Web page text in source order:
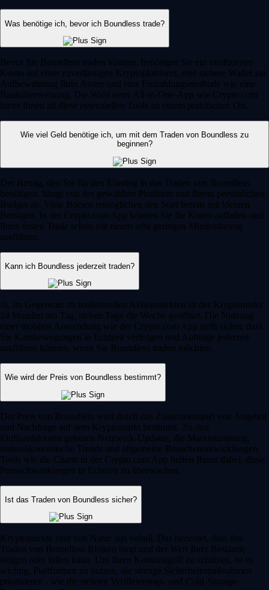
Was benötige ich, bevor ich Boundless trade?
Bevor Sie Boundless traden können, benötigen Sie ein verifiziertes
Konto auf einer zuverlässigen Kryptoplattform, eine sichere Wallet zur
Aufbewahrung Ihrer Assets und eine Einzahlungsmethode wie eine
Banküberweisung. Die Wahl einer All-in-One-App wie Crypto.com
bietet Ihnen all diese essenziellen Tools an einem praktischen Ort.
Wie viel Geld benötige ich, um mit dem Traden von Boundless zu
beginnen?
Der Betrag, den Sie für den Einstieg in das Traden von Boundless
benötigen, hängt von der gewählten Plattform und Ihrem persönlichen
Budget ab. Viele Börsen ermöglichen den Start bereits mit kleinen
Beträgen. In der Crypto.com App können Sie Ihr Konto aufladen und
Ihren ersten Trade schon mit einem sehr geringen Mindestbetrag
ausführen.
Kann ich Boundless jederzeit traden?
Ja, im Gegensatz zu traditionellen Aktienmärkten ist der Kryptomarkt
24 Stunden am Tag, sieben Tage die Woche geöffnet. Die Nutzung
einer mobilen Anwendung wie der Crypto.com App stellt sicher, dass
Sie Kursbewegungen in Echtzeit verfolgen und Aufträge jederzeit
ausführen können, wenn Sie Boundless traden möchten.
Wie wird der Preis von Boundless bestimmt?
Der Preis von Boundless wird durch das Zusammenspiel von Angebot
und Nachfrage auf dem Kryptomarkt bestimmt. Zu den
Einflussfaktoren gehören Netzwerk-Updates, die Marktstimmung,
makroökonomische Trends und allgemeine Branchenentwicklungen.
Tools wie die Charts in der Crypto.com App helfen Ihnen dabei, diese
Preisschwankungen in Echtzeit zu überwachen.
Ist das Traden von Boundless sicher?
Kryptomärkte sind von Natur aus volatil. Das bedeutet, dass das
Traden von Boundless Risiken birgt und der Wert Ihrer Bestände
steigen oder fallen kann. Um Ihren Kontozugriff zu schützen, ist es
wichtig, Plattformen zu nutzen, die strenge Sicherheitsmaßnahmen
priorisieren - wie die strikten Verifizierungs- und Cold-Storage-